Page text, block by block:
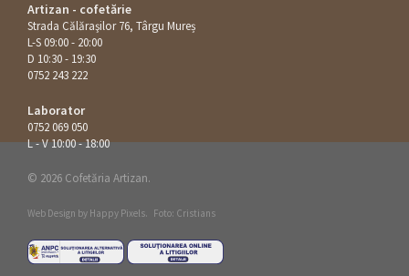
Artizan - cofetărie
Strada Călăraşilor 76, Târgu Mureș
L-S 09:00 - 20:00
D 10:30 - 19:30
0752 243 222
Laborator
0752 069 050
L - V 10:00 - 18:00
© 2026 Cofetăria Artizan.
Web Design by Happy Pixels. Foto: Cristians